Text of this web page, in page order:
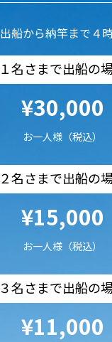
出船から納竿まで４
１名さまで出船の
¥30,000
お一人様（税込）
２名さまで出船の
¥15,000
お一人様（税込）
３名さまで出船の
¥11,000